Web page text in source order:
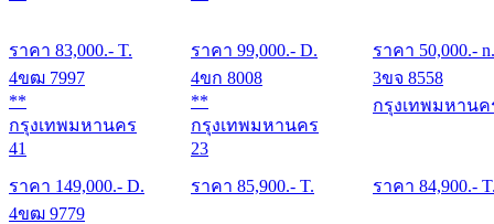
ราคา 83,000.- T. ราคา 99,000.- D. ราคา 50,000.- n.
4ขฒ 7997
**
กรุงเทพมหานคร
41
ราคา 149,000.- D.
4ขก 8008
**
กรุงเทพมหานคร
23
ราคา 85,900.- T.
3ขจ 8558
กรุงเทพมหานค
ราคา 84,900.-
4ขฒ 9779